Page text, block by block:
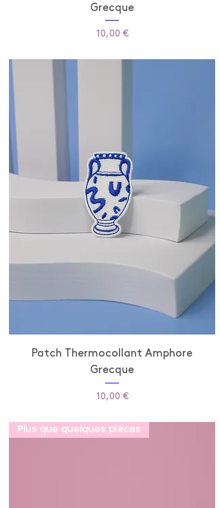
Grecque
Prix
10,00 €
Patch Thermocollant Amphore
Grecque
Prix
10,00 €
Plus que quelques pièces